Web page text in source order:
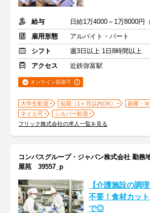
給与
雇用形態
アルバイト・パート
シフト
週3日以上 1日8時間以上
アクセス
近鉄弥富駅
オンライン面接可
大学生歓迎 短期（1ヶ月以内OK）
副業・
ネイル可
シルバー歓迎
フリック株式会社の求人一覧を見る
コンパスグループ・ジャパン株式会社 勤
屋苑 39557_p
【介護施設の調
不要！食材カッ
で◎